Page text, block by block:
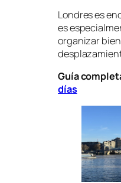
Londres es
es
organizar
Guía
días